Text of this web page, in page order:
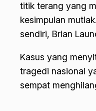
titik terang yang
kesimpulan
sendiri, Brian
Kasus yang
tragedi nasional
sempat